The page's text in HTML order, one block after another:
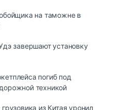
на таможне в
зaвepшaют ycтaнoвкy
погиб под
техникой
из Китая уронил